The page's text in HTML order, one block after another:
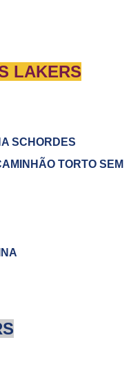
LAKERS
SCHORDES
TORTO SEM